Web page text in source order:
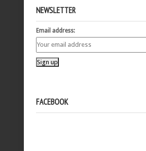
NEWSLETTER
Email address:
FACEBOOK